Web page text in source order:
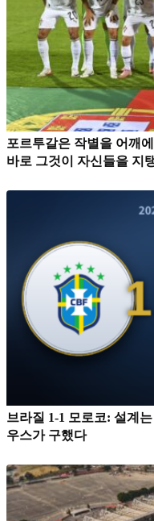
포르투갈은 작별을 어깨
바로 그것이 자신들을 지
브라질 1-1 모로코: 설계
우스가 구했다